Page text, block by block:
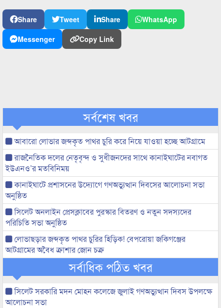
Share Tweet Share
WhatsApp
Messenger
Copy Link
সর্বশেষ খবর
আবারো লোভার জব্দকৃত পাথর চুরি করে নিয়ে যাওয়া হচ্ছে আটগ্রামে
রাজনৈতিক দলের নেতৃবৃন্দ ও সুধীজনদের সাথে কানাইঘাটের নবাগত
ইউএনও’র মতবিনিময়
কানাইঘাটে প্রশাসনের উদ্যোগে গণঅভ্যুত্থান দিবসের আলোচনা সভা
অনুষ্ঠিত
সিলেট অনলাইন প্রেসক্লাবের পুরস্কার বিতরণ ও নতুন সদস্যদের
পরিচিতি সভা অনুষ্ঠিত
লোভাছড়ার জব্দকৃত পাথর চুরির হিড়িক! বেপরোয়া জকিগঞ্জের
আটগ্রামের অবৈধ ক্রাশার জোন চক্র
সর্বাধিক পঠিত খবর
সিলেট সরকারি মদন মোহন কলেজে জুলাই গণঅভ্যুত্থান দিবস উপলক্ষে
আলোচনা সভা